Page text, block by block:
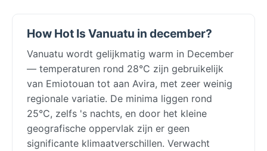
How Hot Is Vanuatu in december?
Vanuatu wordt gelijkmatig warm in December
— temperaturen rond 28°C zijn gebruikelijk
van Emiotouan tot aan Avira, met zeer weinig
regionale variatie. De minima liggen rond
25°C, zelfs 's nachts, en door het kleine
geografische oppervlak zijn er geen
significante klimaatverschillen. Verwacht